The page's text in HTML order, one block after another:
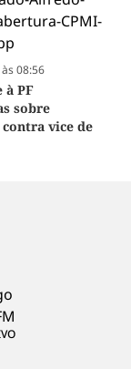
08:56
à PF
sobre
vice de